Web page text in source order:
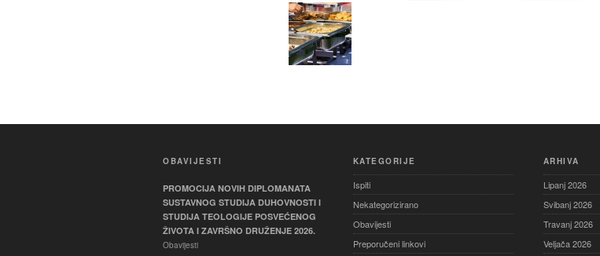
OBAVIJESTI
PROMOCIJA NOVIH DIPLOMANATA
SUSTAVNOG STUDIJA DUHOVNOSTI I
STUDIJA TEOLOGIJE POSVEĆENOG
ŽIVOTA I ZAVRŠNO DRUŽENJE 2026.
Obavijesti
KATEGORIJE
Ispiti
Nekategorizirano
Obavijesti
Preporučeni linkovi
ARHIVA
Lipanj 2026
Svibanj 2026
Travanj 2026
Veljača 2026